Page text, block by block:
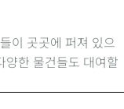
이 곳곳에 퍼져 있으
양한 물건들도 대여할